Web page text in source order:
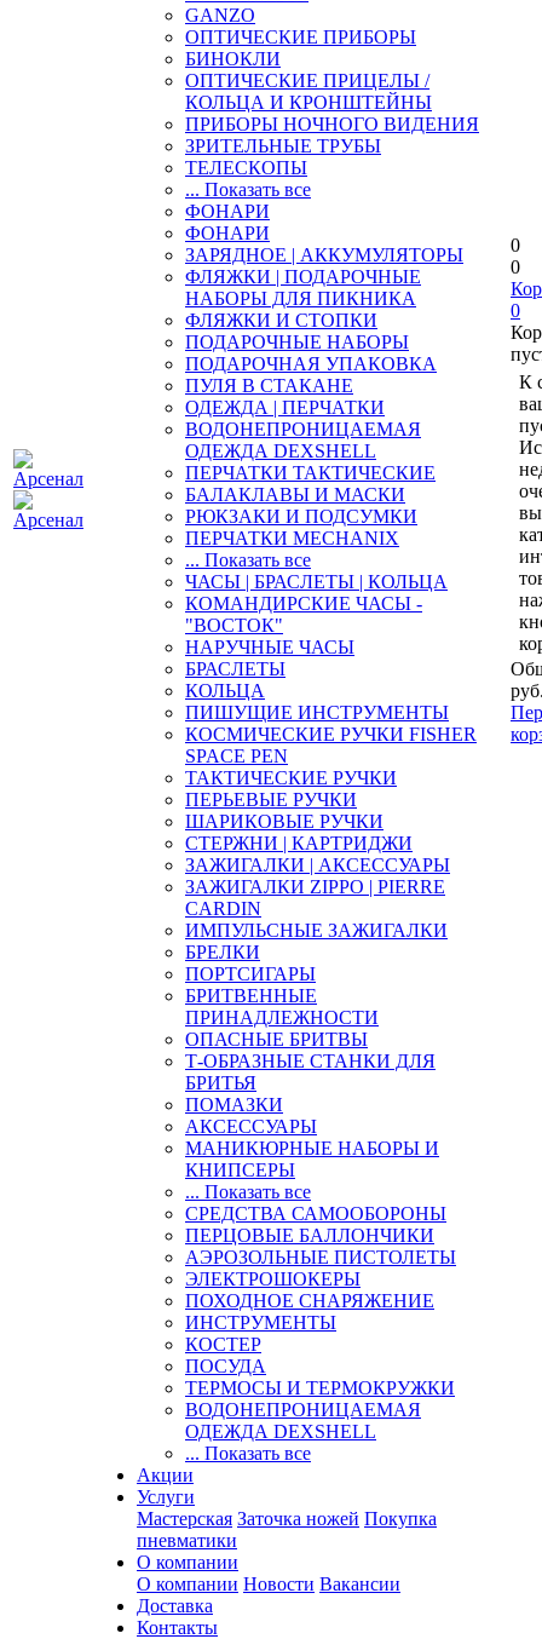
GANZO
ОПТИЧЕСКИЕ ПРИБОРЫ
БИНОКЛИ
ОПТИЧЕСКИЕ ПРИЦЕЛЫ /
КОЛЬЦА И КРОНШТЕЙНЫ
ПРИБОРЫ НОЧНОГО ВИДЕНИЯ
ЗРИТЕЛЬНЫЕ ТРУБЫ
ТЕЛЕСКОПЫ
... Показать все
ФОНАРИ
ФОНАРИ
ЗАРЯДНОЕ | АККУМУЛЯТОРЫ
ФЛЯЖКИ | ПОДАРОЧНЫЕ
НАБОРЫ ДЛЯ ПИКНИКА
ФЛЯЖКИ И СТОПКИ
ПОДАРОЧНЫЕ НАБОРЫ
ПОДАРОЧНАЯ УПАКОВКА
ПУЛЯ В СТАКАНЕ
ОДЕЖДА | ПЕРЧАТКИ
ВОДОНЕПРОНИЦАЕМАЯ
ОДЕЖДА DEXSHELL
ПЕРЧАТКИ ТАКТИЧЕСКИЕ
БАЛАКЛАВЫ И МАСКИ
РЮКЗАКИ И ПОДСУМКИ
ПЕРЧАТКИ MECHANIX
... Показать все
ЧАСЫ | БРАСЛЕТЫ | КОЛЬЦА
КОМАНДИРСКИЕ ЧАСЫ -
"ВОСТОК"
НАРУЧНЫЕ ЧАСЫ
БРАСЛЕТЫ
КОЛЬЦА
ПИШУЩИЕ ИНСТРУМЕНТЫ
КОСМИЧЕСКИЕ РУЧКИ FISHER
SPACE PEN
ТАКТИЧЕСКИЕ РУЧКИ
ПЕРЬЕВЫЕ РУЧКИ
ШАРИКОВЫЕ РУЧКИ
СТЕРЖНИ | КАРТРИДЖИ
ЗАЖИГАЛКИ | АКСЕССУАРЫ
ЗАЖИГАЛКИ ZIPPO | PIERRE
CARDIN
ИМПУЛЬСНЫЕ ЗАЖИГАЛКИ
БРЕЛКИ
ПОРТСИГАРЫ
БРИТВЕННЫЕ
ПРИНАДЛЕЖНОСТИ
ОПАСНЫЕ БРИТВЫ
Т-ОБРАЗНЫЕ СТАНКИ ДЛЯ
БРИТЬЯ
ПОМАЗКИ
АКСЕССУАРЫ
МАНИКЮРНЫЕ НАБОРЫ И
КНИПСЕРЫ
... Показать все
СРЕДСТВА САМООБОРОНЫ
ПЕРЦОВЫЕ БАЛЛОНЧИКИ
АЭРОЗОЛЬНЫЕ ПИСТОЛЕТЫ
ЭЛЕКТРОШОКЕРЫ
ПОХОДНОЕ СНАРЯЖЕНИЕ
ИНСТРУМЕНТЫ
КОСТЕР
ПОСУДА
ТЕРМОСЫ И ТЕРМОКРУЖКИ
ВОДОНЕПРОНИЦАЕМАЯ
ОДЕЖДА DEXSHELL
... Показать все
Акции
Услуги
Мастерская Заточка ножей Покупка
пневматики
О компании
О компании Новости Вакансии
Доставка
Контакты
0
0
0
К